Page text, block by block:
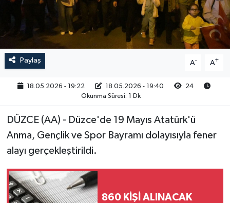
Paylaş A- A+
18.05.2026 - 19:22 18.05.2026 - 19:40
24
Okunma Süresi: 1 Dk
DÜZCE (AA) - Düzce'de 19 Mayıs Atatürk'ü
Anma, Gençlik ve Spor Bayramı dolayısıyla fener
alayı gerçekleştirildi.
860 KİŞİ ALINACAK
RESMİ İLAN